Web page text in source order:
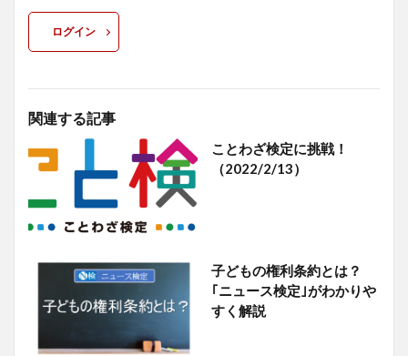
ログイン
関連する記事
ことわざ検定に挑戦！
（2022/2/13）
子どもの権利条約とは？
｢ニュース検定｣がわかりや
すく解説